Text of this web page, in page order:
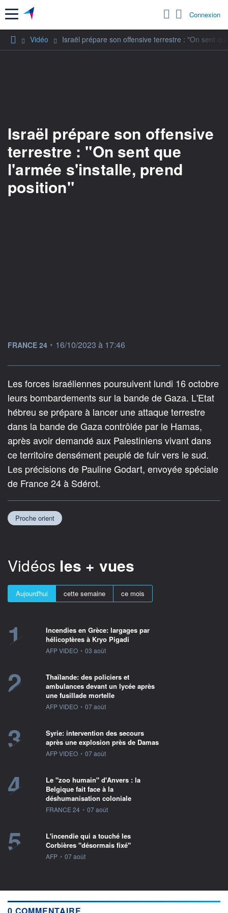
Menu Connexion
Vidéo Israël prépare son offensive terrestre : "On sent
Israël prépare son offensive
terrestre : "On sent que
l'armée s'installe, prend
position"
information fournie par
FRANCE 24 • 16/10/2023 à 17:46
Les forces israéliennes poursuivent lundi 16 octobre
leurs bombardements sur la bande de Gaza. L'Etat
hébreu se prépare à lancer une attaque terrestre
dans la bande de Gaza contrôlée par le Hamas,
après avoir demandé aux Palestiniens vivant dans
ce territoire densément peuplé de fuir vers le sud.
Les précisions de Pauline Godart, envoyée spéciale
de France 24 à Sdérot.
Proche orient
Vidéos les + vues
Aujourd'hui cette semaine ce mois
1
Incendies en Grèce: largages par
hélicoptères à Kryo Pigadi
information fournie par
AFP VIDEO • 03 août
2
Thaïlande: des policiers et
ambulances devant un lycée après
une fusillade mortelle
information fournie par
AFP VIDEO • 07 août
3
Syrie: intervention des secours
après une explosion près de Damas
information fournie par
AFP VIDEO • 07 août
4
Le "zoo humain" d'Anvers : la
Belgique fait face à la
déshumanisation coloniale
information fournie par
FRANCE 24 • 07 août
5
L'incendie qui a touché les
Corbières "désormais fixé"
information fournie par
AFP • 07 août